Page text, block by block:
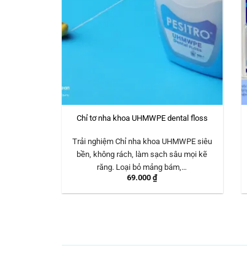
Chỉ tơ nha khoa UHMWPE dental floss
Trải nghiệm Chỉ nha khoa UHMWPE siêu
bền, không rách, làm sạch sâu mọi kẽ
răng. Loại bỏ mảng bám,…
69.000 ₫